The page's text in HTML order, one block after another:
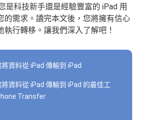
是科技新手還是經驗豐富的 iPad 用
的需求。讀完本文後，您將擁有信心
行轉移。讓我們深入了解吧！
資料從 iPad 傳輸到 iPad
資料從 iPad 傳輸到 iPad 的最佳工
Transfer